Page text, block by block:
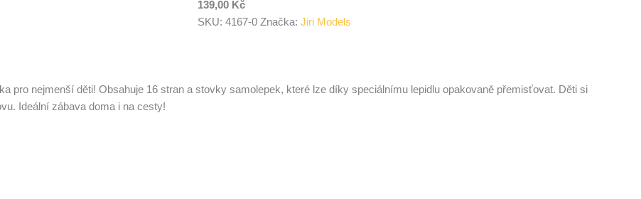
139,00 Kč
SKU: 4167-0 Značka: Jiri Models
pro nejmenší děti! Obsahuje 16 stran a stovky samolepek, které lze díky speciálnímu lepidlu opakovaně přemisťovat. Děti si
Ideální zábava doma i na cesty!